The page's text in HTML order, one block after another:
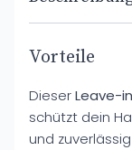
Vorteile
DieserLeave-
schützt dein
und